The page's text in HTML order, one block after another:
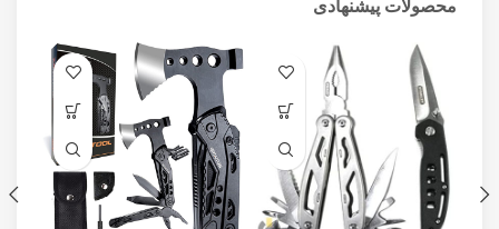
محصولات پیشنهادی